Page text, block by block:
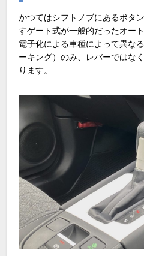
かつてはシフトノブにあるボタ
すゲート式が一般的だったオー
電子化による車種によって異な
ーキング）のみ、レバーではな
ります。